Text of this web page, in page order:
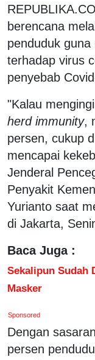
berencana
penduduk
terhadap virus
penyebab
"Kalau
herd immunity,
persen, cukup
mencapai
Jenderal
Penyakit
Yurianto saat
di Jakarta,
Baca Juga :
Sekalipun Sudah
Masker
Sponsored
Dengan
persen